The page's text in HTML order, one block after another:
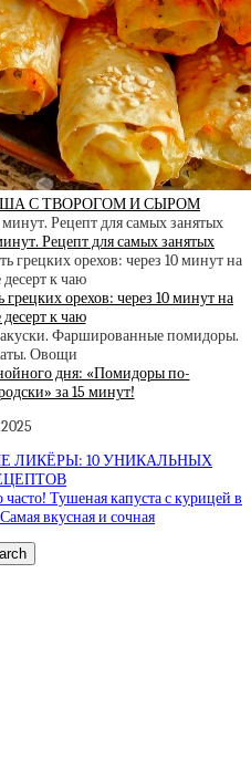
С ТВОРОГОМ И СЫРОМ
Рецепт для самых занятых
орехов: через 10 минут на
десерт к чаю
дня: «Помидоры по-
за 15 минут!
ЛИКЁРЫ: 10 УНИКАЛЬНЫХ
часто! Тушеная капуста с курицей в
вкусная и сочная